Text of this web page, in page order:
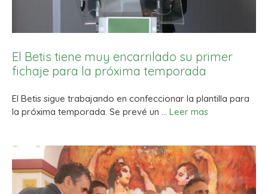
El Betis tiene muy encarrilado su primer
fichaje para la próxima temporada
El Betis sigue trabajando en confeccionar la plantilla para
la próxima temporada. Se prevé un … Leer mas